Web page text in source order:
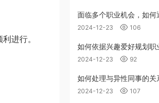
进行。
面临多个职业机会，如何
2024-12-23 106
如何依据兴趣爱好规划职
2024-12-23 92
如何处理与异性同事的关
2024-12-23 107